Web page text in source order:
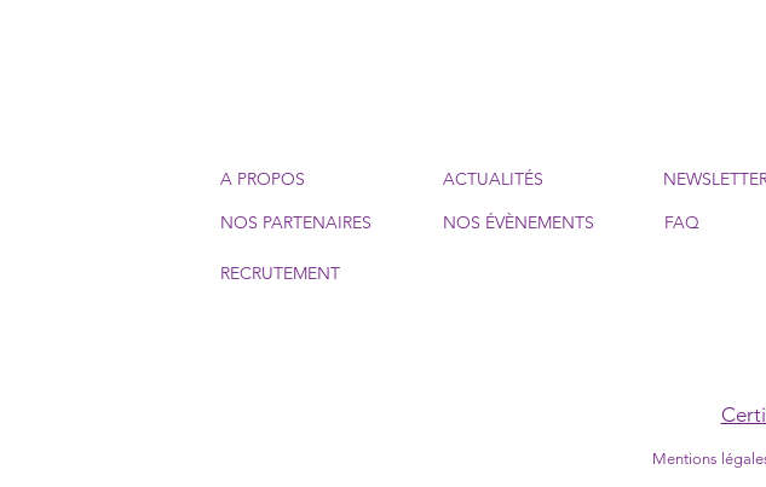
A PROPOS
NOS PARTENAIRES
ACTUALITÉS
FAQ
NOS ÉVÈNEMENTS
RECRUTEMENT
Mentions